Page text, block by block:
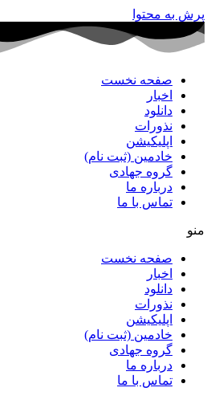
پرش به محتوا
صفحه نخست
اخبار
دانلود
نذورات
اپلیکیشن
خادمین (ثبت نام)
گروه جهادی
درباره ما
تماس با ما
منو
صفحه نخست
اخبار
دانلود
نذورات
اپلیکیشن
خادمین (ثبت نام)
گروه جهادی
درباره ما
تماس با ما